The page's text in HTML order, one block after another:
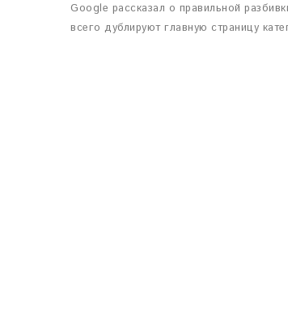
Google рассказал о правильной
всего дублируют главную страницу